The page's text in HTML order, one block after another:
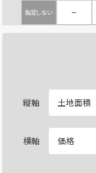
指定しない －
縦軸
横軸